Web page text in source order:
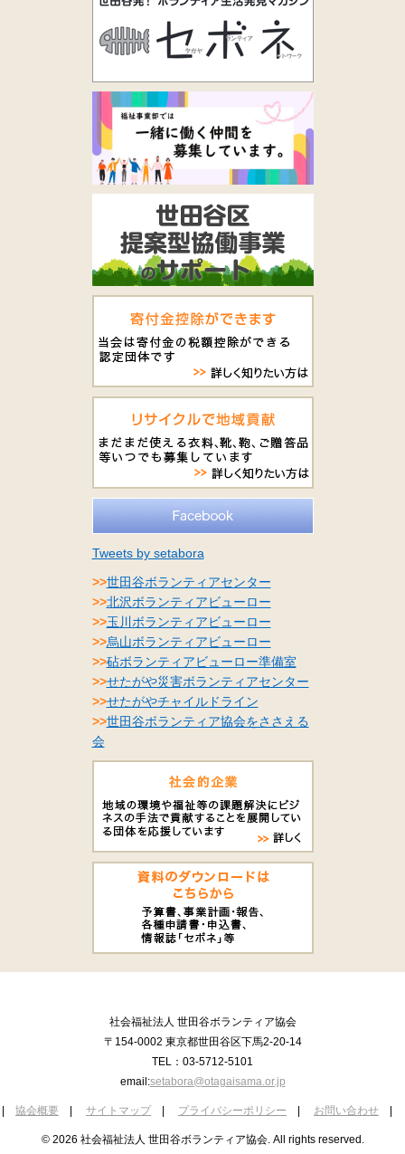
Tweets by setabora
>>世田谷ボランティアセンター
>>北沢ボランティアビューロー
>>玉川ボランティアビューロー
>>烏山ボランティアビューロー
>>砧ボランティアビューロー準備室
>>せたがや災害ボランティアセンター
>>せたがやチャイルドライン
>>世田谷ボランティア協会をささえる
会
社会福祉法人 世田谷ボランティア協会
〒154-0002 東京都世田谷区下馬2-20-14
TEL：03-5712-5101
email:setabora@otagaisama.or.jp
| 協会概要 | サイトマップ | プライバシーポリシー | お問い合わせ |
© 2026 社会福祉法人 世田谷ボランティア協会. All rights reserved.